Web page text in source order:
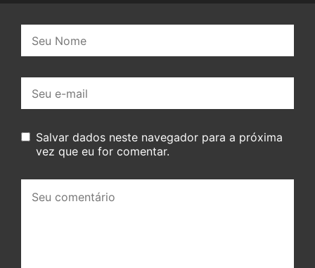
mail:
Salvar dados neste navegador para a próxima
vez que eu for comentar.
comentário: